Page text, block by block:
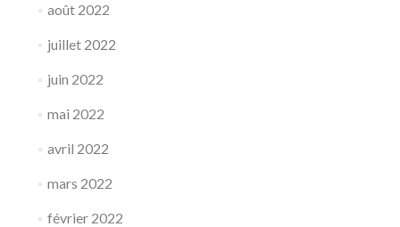
août 2022
juillet 2022
juin 2022
mai 2022
avril 2022
mars 2022
février 2022